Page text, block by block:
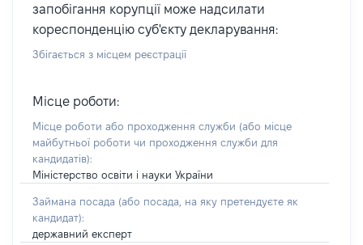
запобігання корупції може надсилати
кореспонденцію суб'єкту декларування:
Збігається з місцем реєстрації
Місце роботи:
Місце роботи або проходження служби (або місце
майбутньої роботи чи проходження служби для
кандидатів):
Міністерство освіти і науки України
Займана посада (або посада, на яку претендуєте як
кандидат):
державний експерт